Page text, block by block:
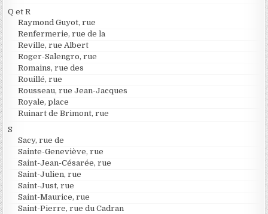
Q et R
Raymond Guyot, rue
Renfermerie, rue de la
Reville, rue Albert
Roger-Salengro, rue
Romains, rue des
Rouillé, rue
Rousseau, rue Jean-Jacques
Royale, place
Ruinart de Brimont, rue
S
Sacy, rue de
Sainte-Geneviève, rue
Saint-Jean-Césarée, rue
Saint-Julien, rue
Saint-Just, rue
Saint-Maurice, rue
Saint-Pierre, rue du Cadran